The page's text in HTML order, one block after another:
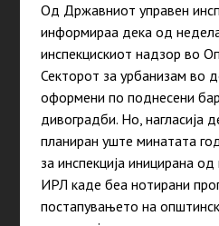
Од Државниот управен
информираа дека од
инспекцискиот надзор во
Секторот за урбанизам во
оформени по поднесени
дивоградби. Но, нагласија
планиран уште минатата
за инспекција иницирана
ИРЛ каде беа нотирани
постапувањето на